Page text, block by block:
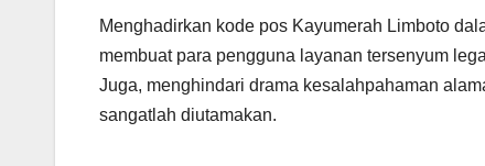
Menghadirkan kode pos Kayumerah Limboto
membuat para pengguna layanan tersenyum
Juga, menghindari drama kesalahpahaman
sangatlah diutamakan.